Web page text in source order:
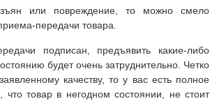
или повреждение, то можно смело
передачи товара.
подписан, предъявить какие-либо
будет очень затруднительно. Четко
качеству, то у вас есть полное
что товар в негодном состоянии, не стоит